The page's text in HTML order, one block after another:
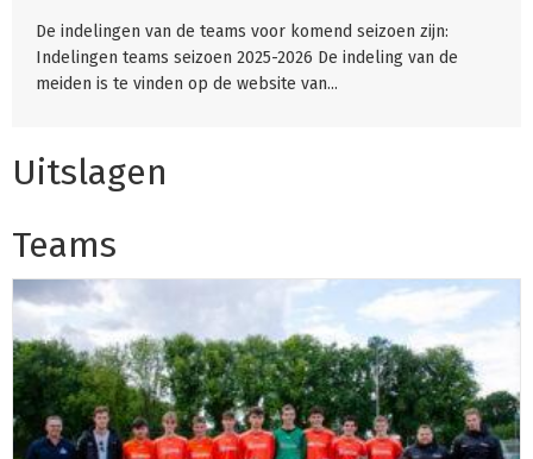
De indelingen van de teams voor komend seizoen zijn:
Indelingen teams seizoen 2025-2026 De indeling van de
meiden is te vinden op de website van...
Uitslagen
Teams